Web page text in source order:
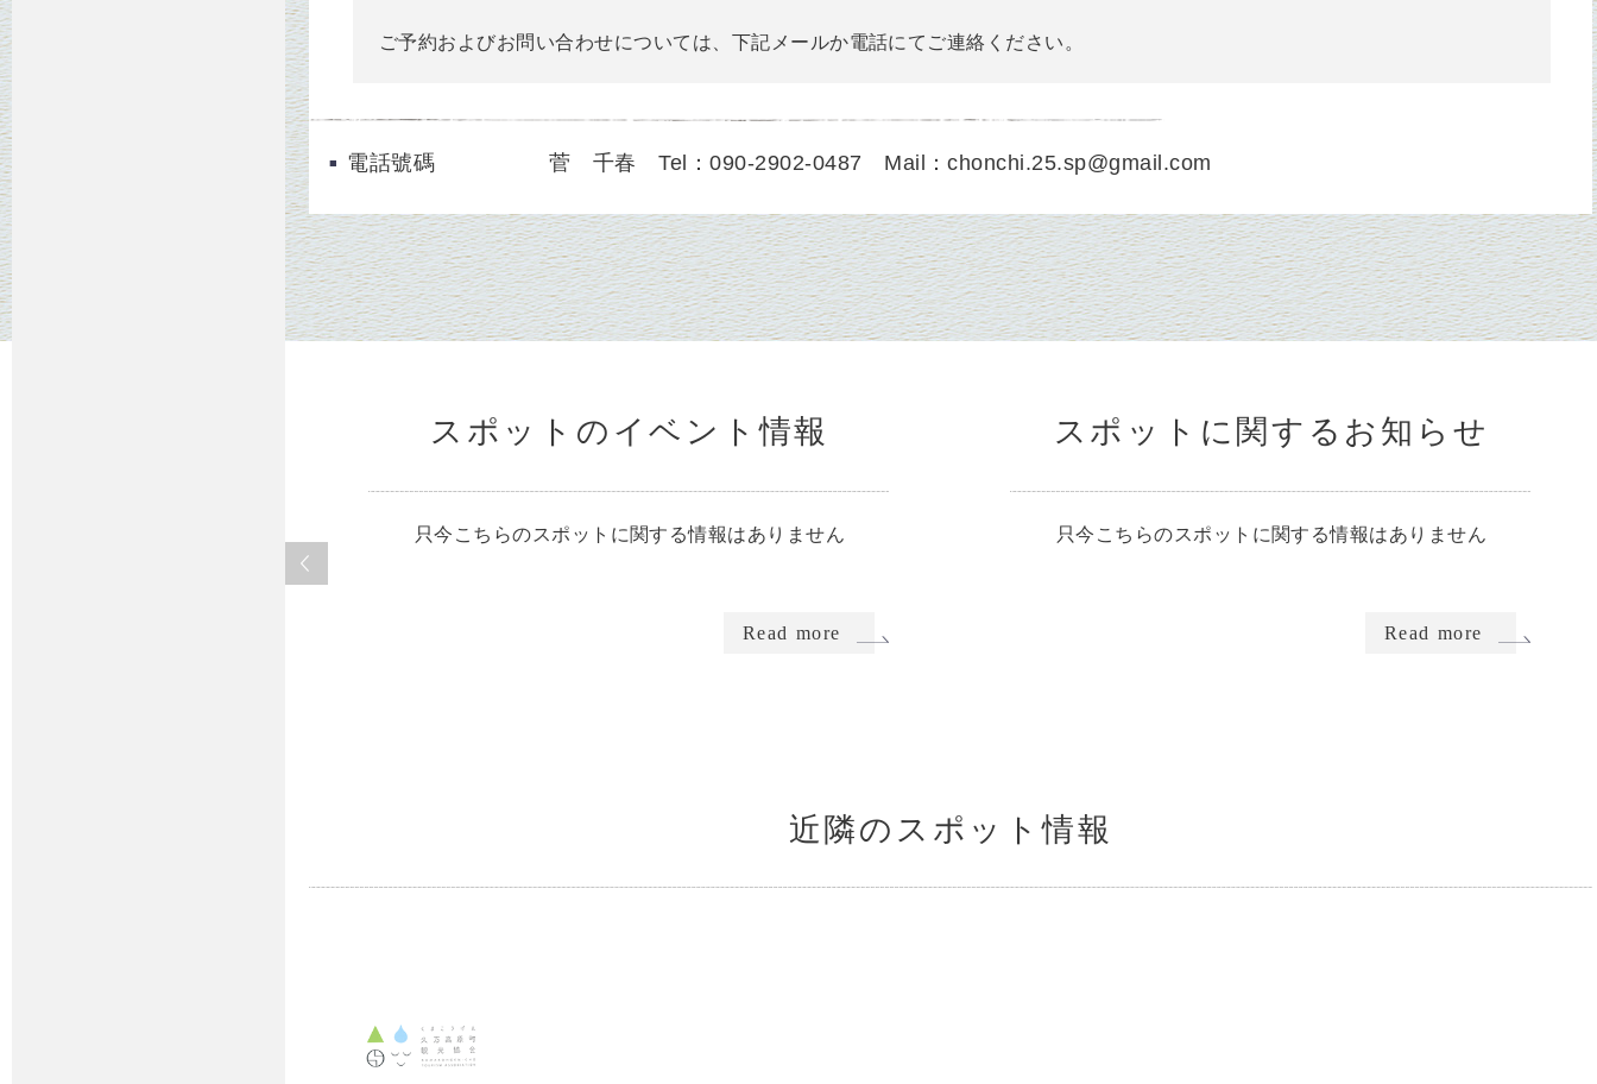
ご予約およびお問い合わせについては、下記メールか電話にてご連絡ください。
電話號碼 菅 千春 Tel：090-2902-0487 Mail：chonchi.25.sp@gmail.com
スポットのイベント情報
只今こちらのスポットに関する情報はありません
Read more
スポットに関するお知らせ
只今こちらのスポットに関する情報はありません
Read more
近隣のスポット情報